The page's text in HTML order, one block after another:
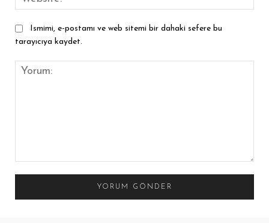
Ismimi, e-postamı ve web sitemi bir dahaki sefere bu
tarayıcıya kaydet.